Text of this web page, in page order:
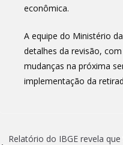
econômica.
A equipe do Ministério
detalhes da revisão,
mudanças na próxima
implementação da
Relatório do IBGE revela